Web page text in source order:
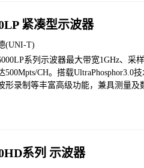
紧凑型示波器
(UNI-T)
系列示波器最大带宽1GHz、采
500Mpts/CH。搭载
形录制等丰富高级功能，兼具测量及
系列 示波器